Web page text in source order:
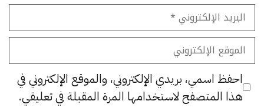
البريد
الإلكتروني
الموقع
الإلكتروني
احفظ اسمي، بريدي الإلكتروني، والموقع الإلكتروني في
هذا المتصفح لاستخدامها المرة المقبلة في تعليقي.